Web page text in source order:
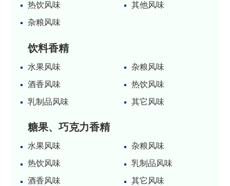
热饮风味
其他风味
杂粮风味
饮料香精
水果风味
杂粮风味
酒香风味
热饮风味
乳制品风味
其它风味
糖果、巧克力香精
水果风味
杂粮风味
热饮风味
乳制品风味
酒香风味
其它风味